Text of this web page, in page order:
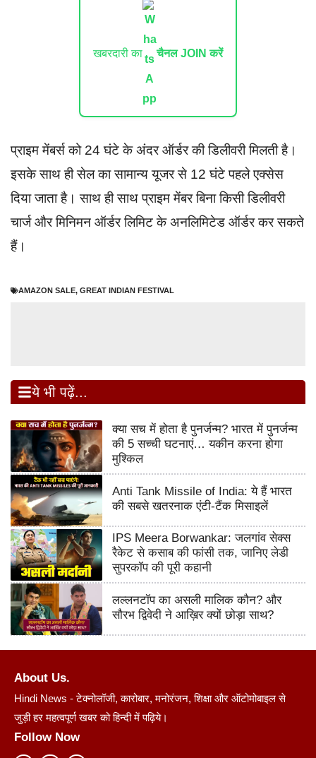
खबरदारी का चैनल JOIN करें
प्राइम मेंबर्स को 24 घंटे के अंदर ऑर्डर की डिलीवरी मिलती है।
इसके साथ ही सेल का सामान्य यूजर से 12 घंटे पहले एक्सेस
दिया जाता है। साथ ही साथ प्राइम मेंबर बिना किसी डिलीवरी
चार्ज और मिनिमन ऑर्डर लिमिट के अनलिमिटेड ऑर्डर कर सकते
हैं।
AMAZON SALE, GREAT INDIAN FESTIVAL
ये भी पढ़ें...
क्या सच में होता है पुनर्जन्म? भारत में पुनर्जन्म
की 5 सच्ची घटनाएं… यकीन करना होगा
मुश्किल
Anti Tank Missile of India: ये हैं भारत
की सबसे खतरनाक एंटी-टैंक मिसाइलें
IPS Meera Borwankar: जलगांव सेक्स
रैकेट से कसाब की फांसी तक, जानिए लेडी
सुपरकॉप की पूरी कहानी
लल्लनटॉप का असली मालिक कौन? और
सौरभ द्विवेदी ने आख़िर क्यों छोड़ा साथ?
About Us.
Hindi News - टेक्नोलॉजी, कारोबार, मनोरंजन, शिक्षा और ऑटोमोबाइल से
जुड़ी हर महत्वपूर्ण खबर को हिन्दी में पढ़िये।
Follow Now